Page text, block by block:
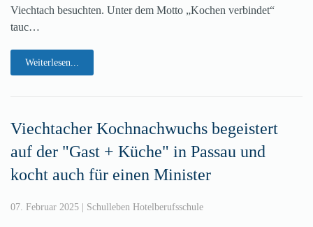
Viechtach besuchten. Unter dem Motto „Kochen verbindet“
tauc…
Weiterlesen...
Viechtacher Kochnachwuchs begeistert
auf der "Gast + Küche" in Passau und
kocht auch für einen Minister
07. Februar 2025 Schulleben Hotelberufsschule